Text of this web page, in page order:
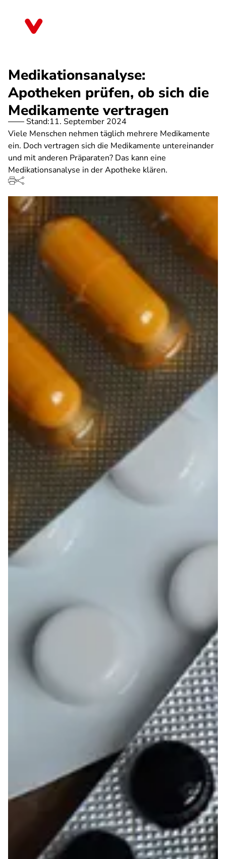
Medikationsanalyse:
Apotheken prüfen, ob sich die
Medikamente vertragen
Stand:11. September 2024
Viele Menschen nehmen täglich mehrere Medikamente
ein. Doch vertragen sich die Medikamente untereinander
und mit anderen Präparaten? Das kann eine
Medikationsanalyse in der Apotheke klären.